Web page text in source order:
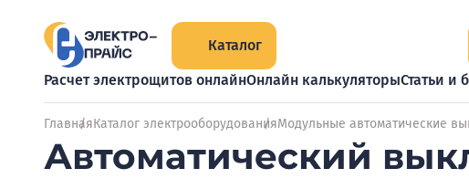
Каталог
Расчет электрощитов онлайнОнлайн калькуляторыСтатьи и
ГлавнаяКаталог электрооборудованияМодульные автоматические
Автоматический